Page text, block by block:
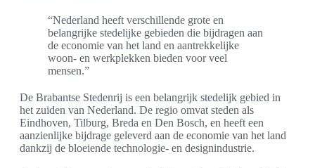
“Nederland heeft verschillende grote en
belangrijke stedelijke gebieden die bijdragen aan
de economie van het land en aantrekkelijke
woon- en werkplekken bieden voor veel
mensen.”
De Brabantse Stedenrij is een belangrijk stedelijk gebied in
het zuiden van Nederland. De regio omvat steden als
Eindhoven, Tilburg, Breda en Den Bosch, en heeft een
aanzienlijke bijdrage geleverd aan de economie van het land
dankzij de bloeiende technologie- en designindustrie.